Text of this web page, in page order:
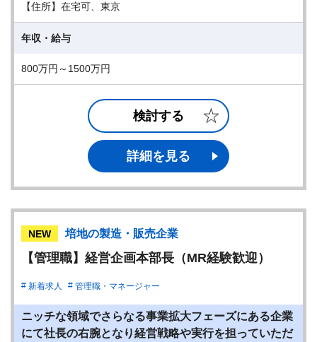
【住所】在宅可、東京
年収・給与
800万円～1500万円
検討する
詳細を見る
NEW 培地の製造・販売企業
【管理職】経営企画本部長（MR経験歓迎）
新着求人 管理職・マネージャー
ニッチな領域でさらなる事業拡大フェーズにある企業
にて社長の右腕となり経営戦略や実行を担っていただ